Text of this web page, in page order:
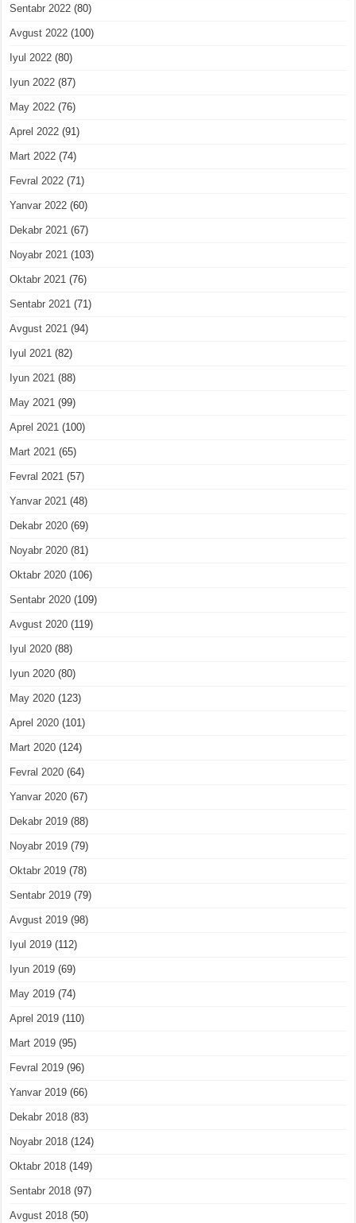
Sentabr 2022 (80)
Avgust 2022 (100)
Iyul 2022 (80)
Iyun 2022 (87)
May 2022 (76)
Aprel 2022 (91)
Mart 2022 (74)
Fevral 2022 (71)
Yanvar 2022 (60)
Dekabr 2021 (67)
Noyabr 2021 (103)
Oktabr 2021 (76)
Sentabr 2021 (71)
Avgust 2021 (94)
Iyul 2021 (82)
Iyun 2021 (88)
May 2021 (99)
Aprel 2021 (100)
Mart 2021 (65)
Fevral 2021 (57)
Yanvar 2021 (48)
Dekabr 2020 (69)
Noyabr 2020 (81)
Oktabr 2020 (106)
Sentabr 2020 (109)
Avgust 2020 (119)
Iyul 2020 (88)
Iyun 2020 (80)
May 2020 (123)
Aprel 2020 (101)
Mart 2020 (124)
Fevral 2020 (64)
Yanvar 2020 (67)
Dekabr 2019 (88)
Noyabr 2019 (79)
Oktabr 2019 (78)
Sentabr 2019 (79)
Avgust 2019 (98)
Iyul 2019 (112)
Iyun 2019 (69)
May 2019 (74)
Aprel 2019 (110)
Mart 2019 (95)
Fevral 2019 (96)
Yanvar 2019 (66)
Dekabr 2018 (83)
Noyabr 2018 (124)
Oktabr 2018 (149)
Sentabr 2018 (97)
Avgust 2018 (50)